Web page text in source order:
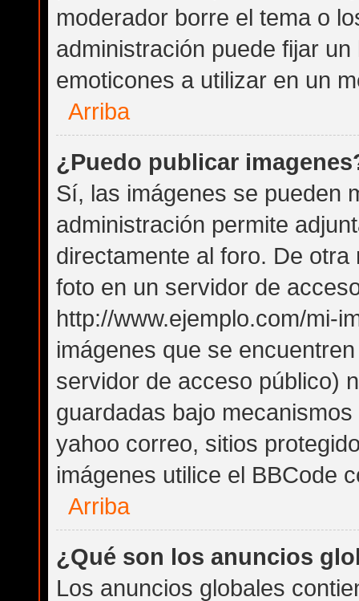
moderador borre el tema o
administración puede fijar
emoticones a utilizar en un
Arriba
¿Puedo publicar
Sí, las imágenes se pueden
administración permite
directamente al foro. De
foto en un servidor de
http://www.ejemplo.com/mi-
imágenes que se
servidor de acceso público)
guardadas bajo
yahoo correo, sitios
imágenes utilice el BBCode
Arriba
¿Qué son los anuncios
Los anuncios globales